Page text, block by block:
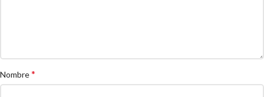
Nombre*